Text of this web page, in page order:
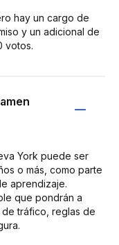
hay un cargo de
y un adicional de
votos.
York puede ser
o más, como parte
aprendizaje.
que pondrán a
tráfico, reglas de